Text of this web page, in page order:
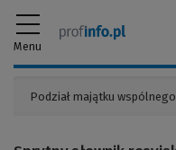
Menu